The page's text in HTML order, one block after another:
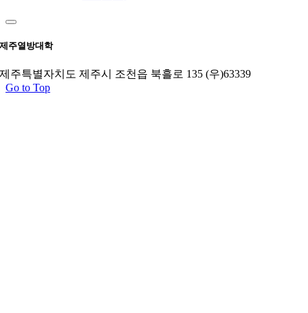
제주열방대학
제주특별자치도 제주시 조천읍 북흘로 135 (우)63339
Go to Top